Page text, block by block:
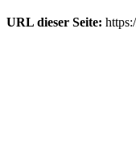
URL dieser Seite: